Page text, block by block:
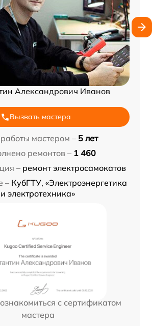
Александрович Иванов
Вызвать мастера
мастером – 5 лет
ремонтов – 1 460
– ремонт электросамокатов
– КубГТУ, «Электроэнергетика
и электротехника»
с сертификатом
мастера